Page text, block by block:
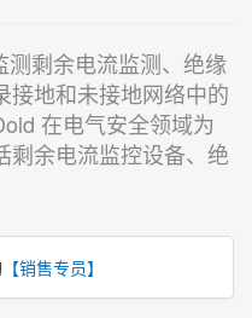
测剩余电流监测、绝缘
接地和未接地网络中的
在电气安全领域为
剩余电流监控设备、绝
【销售专员】